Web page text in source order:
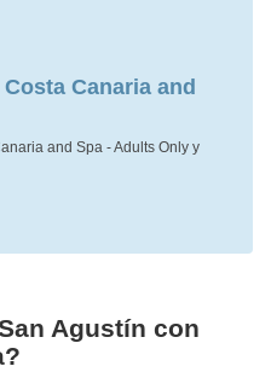
Canaria and
and Spa - Adults Only y
Agustín con